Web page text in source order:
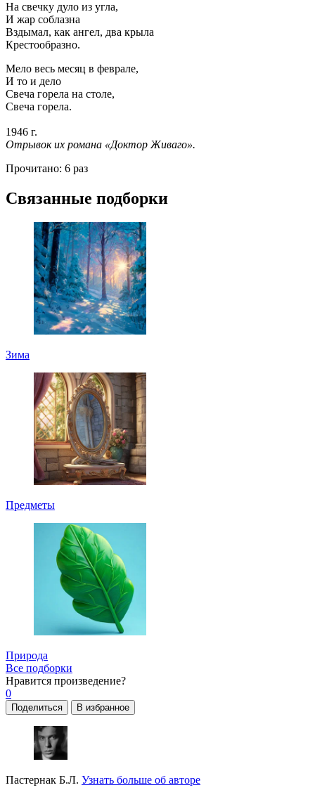
На свечку дуло из угла,
И жар соблазна
Вздымал, как ангел, два крыла
Крестообразно.
Мело весь месяц в феврале,
И то и дело
Свеча горела на столе,
Свеча горела.
1946 г.
Отрывок их романа «Доктор Живаго».
Прочитано: 6 раз
Связанные подборки
Зима
Предметы
Природа
Все подборки
Нравится произведение?
0
Поделиться В избранное
Пастернак Б.Л. Узнать больше об авторе